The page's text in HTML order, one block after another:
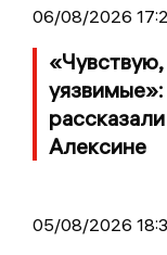
06/08/2026
Алексине
05/08/2026